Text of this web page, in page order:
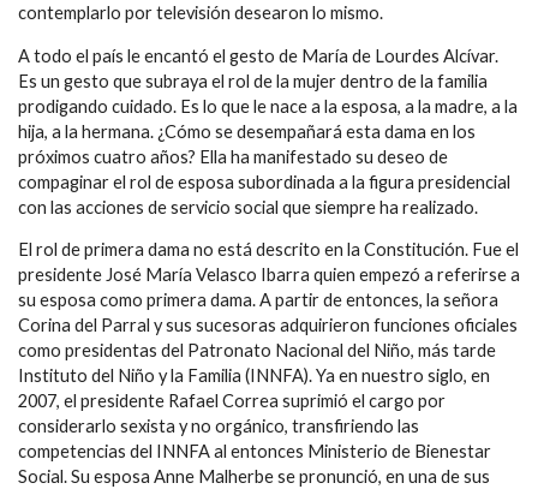
contemplarlo por televisión desearon lo mismo.
A todo el país le encantó el gesto de María de Lourdes Alcívar.
Es un gesto que subraya el rol de la mujer dentro de la familia
prodigando cuidado. Es lo que le nace a la esposa, a la madre, a la
hija, a la hermana. ¿Cómo se desempañará esta dama en los
próximos cuatro años? Ella ha manifestado su deseo de
compaginar el rol de esposa subordinada a la figura presidencial
con las acciones de servicio social que siempre ha realizado.
El rol de primera dama no está descrito en la Constitución. Fue el
presidente José María Velasco Ibarra quien empezó a referirse a
su esposa como primera dama. A partir de entonces, la señora
Corina del Parral y sus sucesoras adquirieron funciones oficiales
como presidentas del Patronato Nacional del Niño, más tarde
Instituto del Niño y la Familia (INNFA). Ya en nuestro siglo, en
2007, el presidente Rafael Correa suprimió el cargo por
considerarlo sexista y no orgánico, transfiriendo las
competencias del INNFA al entonces Ministerio de Bienestar
Social. Su esposa Anne Malherbe se pronunció, en una de sus